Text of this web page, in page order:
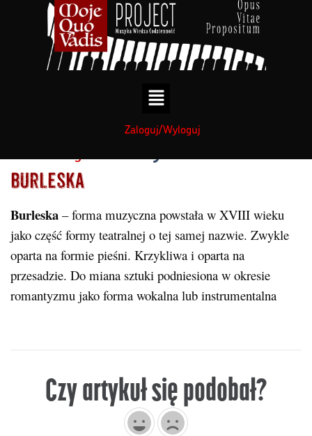
Zaloguj/Wyloguj
Burleska
Burleska – forma muzyczna powstała w XVIII wieku
jako część formy teatralnej o tej samej nazwie. Zwykle
oparta na formie pieśni. Krzykliwa i oparta na
przesadzie. Do miana sztuki podniesiona w okresie
romantyzmu jako forma wokalna lub instrumentalna
Czy artykuł się podobał?